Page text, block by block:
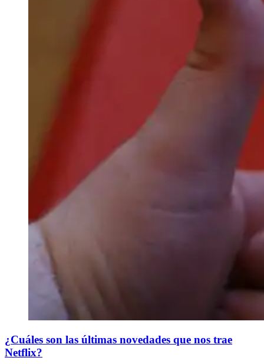
¿Cuáles son las últimas novedades que nos trae
Netflix?